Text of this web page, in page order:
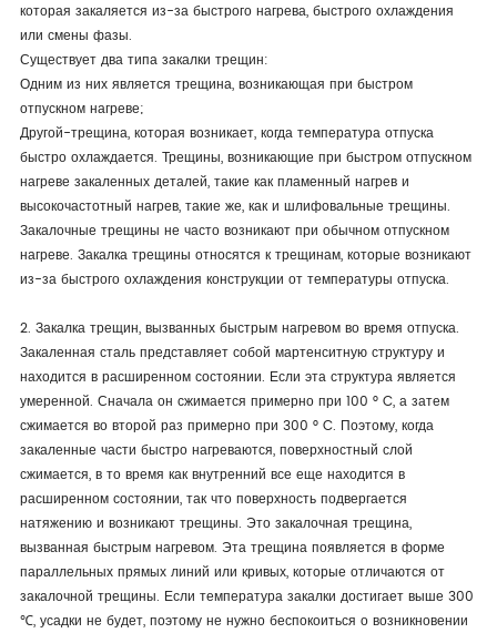
которая закаляется из-за быстрого нагрева, быстрого охлаждения
или смены фазы.
Существует два типа закалки трещин:
Одним из них является трещина, возникающая при быстром
отпускном нагреве;
Другой-трещина, которая возникает, когда температура отпуска
быстро охлаждается. Трещины, возникающие при быстром отпускном
нагреве закаленных деталей, такие как пламенный нагрев и
высокочастотный нагрев, такие же, как и шлифовальные трещины.
Закалочные трещины не часто возникают при обычном отпускном
нагреве. Закалка трещины относятся к трещинам, которые возникают
из-за быстрого охлаждения конструкции от температуры отпуска.
2. Закалка трещин, вызванных быстрым нагревом во время отпуска.
Закаленная сталь представляет собой мартенситную структуру и
находится в расширенном состоянии. Если эта структура является
умеренной. Сначала он сжимается примерно при 100 ° C, а затем
сжимается во второй раз примерно при 300 ° C. Поэтому, когда
закаленные части быстро нагреваются, поверхностный слой
сжимается, в то время как внутренний все еще находится в
расширенном состоянии, так что поверхность подвергается
натяжению и возникают трещины. Это закалочная трещина,
вызванная быстрым нагревом. Эта трещина появляется в форме
параллельных прямых линий или кривых, которые отличаются от
закалочной трещины. Если температура закалки достигает выше 300
℃, усадки не будет, поэтому не нужно беспокоиться о возникновении